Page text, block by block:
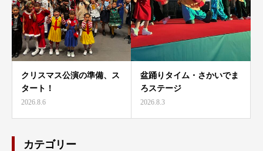
クリスマス公演の準備、ス
タート！
2026.8.6
盆踊りタイム・さかいでま
ろステージ
2026.8.3
カテゴリー